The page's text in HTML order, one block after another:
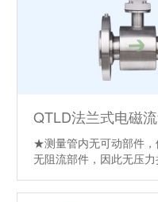
QTLD法兰式电磁
★测量管内无可动部件
无阻流部件，因此无压